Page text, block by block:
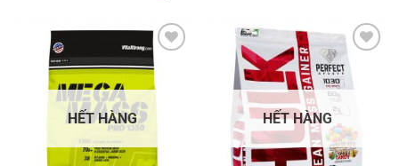
Wishlist
HẾT HÀNG HẾT HÀNG